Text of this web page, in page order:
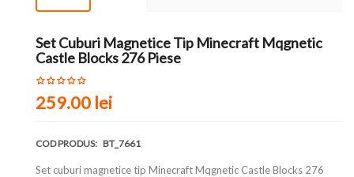
Set Cuburi Magnetice Tip Minecraft Mqgnetic
Castle Blocks 276 Piese
259.00 lei
COD PRODUS: BT_7661
Set cuburi magnetice tip Minecraft Mqgnetic Castle Blocks 276